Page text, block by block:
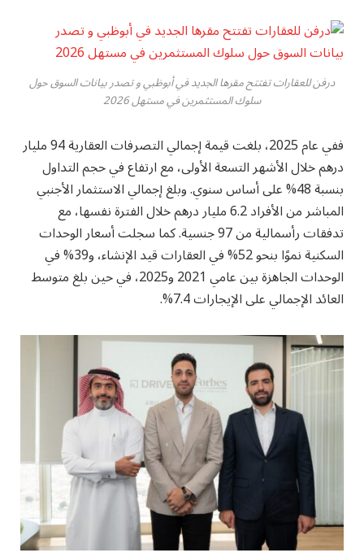
درفن للعقارات تفتتح مقرها الجديد في أبوظبي و تصدر بيانات السوق حول
سلوك المستثمرين في مستهل 2026
ففي عام 2025، بلغت قيمة إجمالي التصرفات العقارية 94 مليار
درهم خلال الأشهر التسعة الأولى، مع ارتفاع في حجم التداول
بنسبة 48% على أساس سنوي. وبلغ إجمالي الاستثمار الأجنبي
المباشر من الأفراد 6.2 مليار درهم خلال الفترة نفسها، مع
تدفقات رأسمالية من 97 جنسية. كما سجلت أسعار الوحدات
السكنية نموًا بنحو 52% في العقارات قيد الإنشاء، و39% في
الوحدات الجاهزة بين عامي 2021 و2025، في حين بلغ متوسط
العائد الإجمالي على الإيجارات 7.4%.